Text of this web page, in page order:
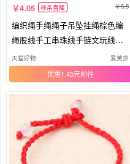
4.05 秒杀直降 5.5
编织绳手绳绳子吊坠挂绳棕色编
绳股线手工串珠线手链文玩线绳
玉线
天猫好物 爱芙莎
优惠1.45元